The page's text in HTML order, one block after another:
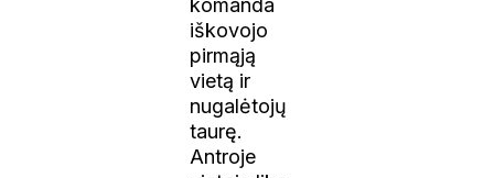
iškovojo
pirmąją
vietą ir
nugalėtojų
taurę.
Antroje